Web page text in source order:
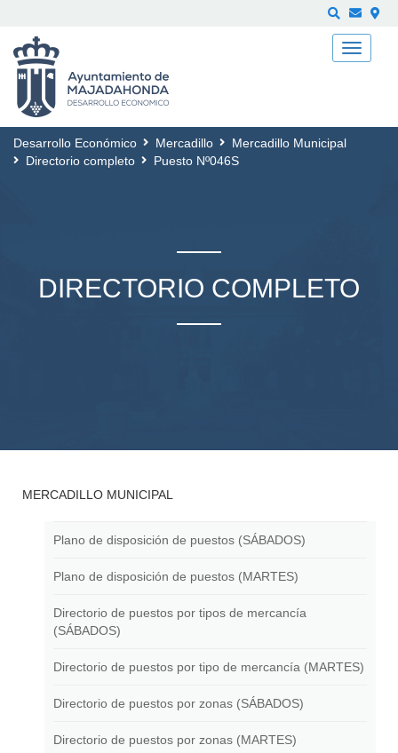
Desarrollo Económico Mercadillo
Mercadillo Municipal
Directorio completo
Puesto Nº046S
DIRECTORIO COMPLETO
MERCADILLO MUNICIPAL
Plano de disposición de puestos (SÁBADOS)
Plano de disposición de puestos (MARTES)
Directorio de puestos por tipos de mercancía
(SÁBADOS)
Directorio de puestos por tipo de mercancía (MARTES)
Directorio de puestos por zonas (SÁBADOS)
Directorio de puestos por zonas (MARTES)